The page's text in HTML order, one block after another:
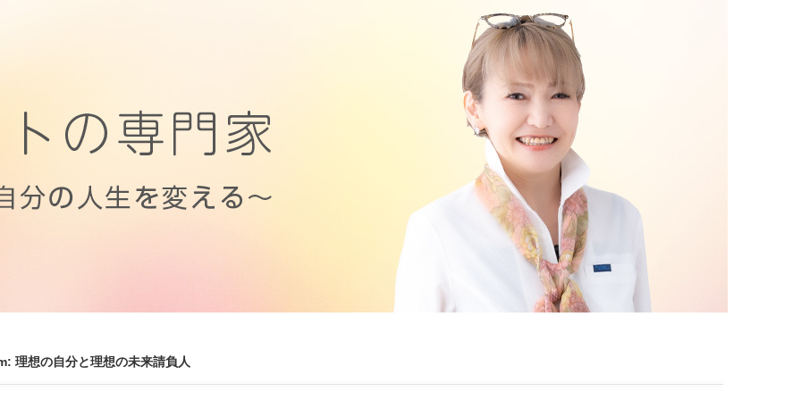
理想の自分と理想の未来請負人